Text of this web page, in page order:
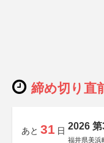
締め切り直
あと 31 日 2026
福井県美浜